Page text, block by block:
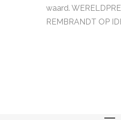
waard.
REMBRANDT OP